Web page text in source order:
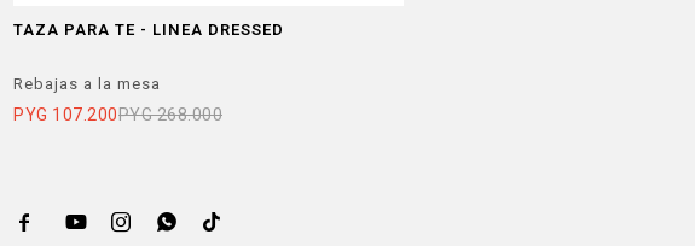
TAZA PARA TE - LINEA DRESSED
Rebajas a la mesa
PYG 107.200PYG 268.000
    